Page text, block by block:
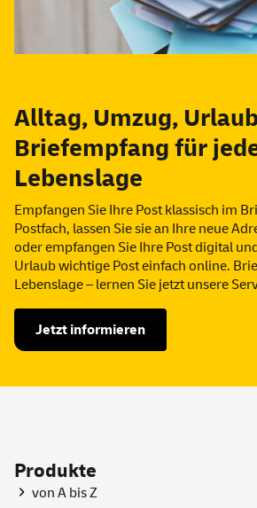
Alltag, Umzug,
Briefempfang für
Lebenslage
Empfangen Sie Ihre Post klassisch im
Postfach, lassen Sie sie an Ihre neue
oder empfangen Sie Ihre Post digital
Urlaub wichtige Post einfach online.
Lebenslage – lernen Sie jetzt unsere
Jetzt informieren
Produkte
von A bis Z